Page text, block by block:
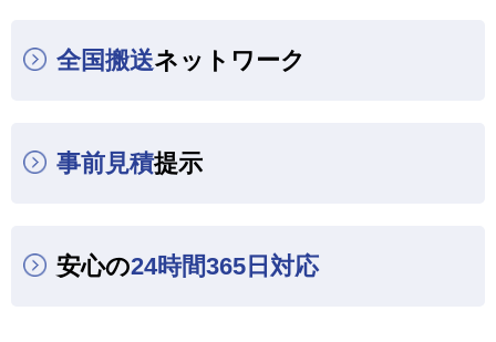
全国搬送ネットワーク
事前見積提示
安心の24時間365日対応